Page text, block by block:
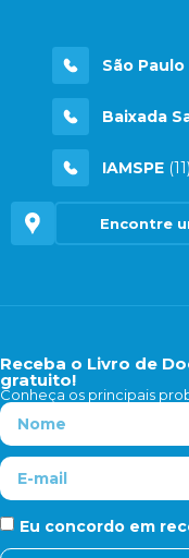
São Paulo
Baixada
IAMSPE
Encontre
Receba o Livro de
gratuito!
Conheça os principais
Eu concordo em